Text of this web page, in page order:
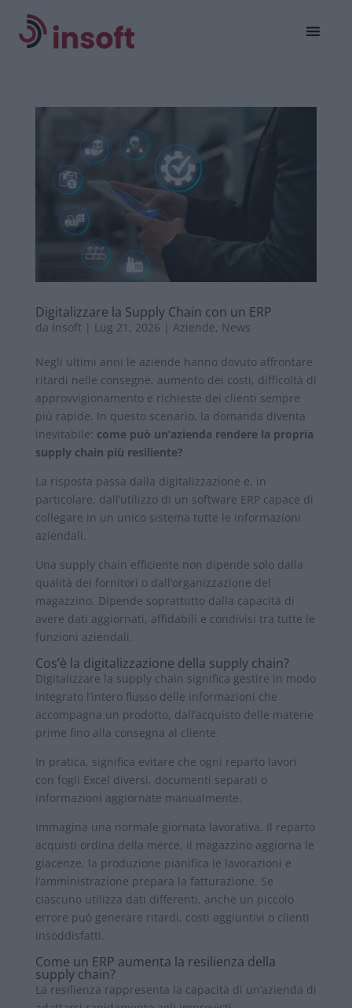
Digitalizzare la Supply Chain con un ERP
da Insoft | Lug 21, 2026 | Aziende, News
Negli ultimi anni le aziende hanno dovuto affrontare
ritardi nelle consegne, aumento dei costi, difficoltà di
approvvigionamento e richieste dei clienti sempre
più rapide. In questo scenario, la domanda diventa
inevitabile: come può un’azienda rendere la propria
supply chain più resiliente?
La risposta passa dalla digitalizzazione e, in
particolare, dall’utilizzo di un software ERP capace di
collegare in un unico sistema tutte le informazioni
aziendali.
Una supply chain efficiente non dipende solo dalla
qualità dei fornitori o dall’organizzazione del
magazzino. Dipende soprattutto dalla capacità di
avere dati aggiornati, affidabili e condivisi tra tutte le
funzioni aziendali.
Cos’è la digitalizzazione della supply chain?
Digitalizzare la supply chain significa gestire in modo
integrato l’intero flusso delle informazioni che
accompagna un prodotto, dall’acquisto delle materie
prime fino alla consegna al cliente.
In pratica, significa evitare che ogni reparto lavori
con fogli Excel diversi, documenti separati o
informazioni aggiornate manualmente.
Immagina una normale giornata lavorativa. Il reparto
acquisti ordina della merce, il magazzino aggiorna le
giacenze, la produzione pianifica le lavorazioni e
l’amministrazione prepara la fatturazione. Se
ciascuno utilizza dati differenti, anche un piccolo
errore può generare ritardi, costi aggiuntivi o clienti
insoddisfatti.
Come un ERP aumenta la resilienza della
supply chain?
La resilienza rappresenta la capacità di un’azienda di